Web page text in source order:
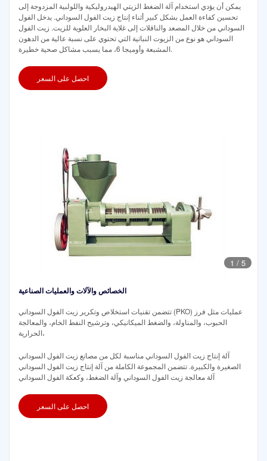
يمكن أن يؤدي استخدام آلة الضغط الزيتي الهيدروليكية واللولبية المزدوجة إلى
تحسين كفاءة العمل بشكل كبير أثناء إنتاج زيت الفول السوداني. يدخل الفول
السوداني من خلال المصعد والناقلات إلى غلاية البخار العلوية للزيت. زيت الفول
السوداني هو نوع من الزيوت النباتية التي تحتوي على نسبة عالية من الدهون
المشبعة وأوميجا 6، مما يسبب مشاكل صحية خطيرة.
احصل على السعر
1 / 5
الخصائص والآلات والعمليات الصناعية
تتضمن تقنيات استخلاص وتكرير زيت الفول السوداني (PKO) عمليات مثل فرز
الحبوب، والمناولة، والضغط الميكانيكي، وترشيح النفط الخام، والمعالجة
الحرارية،
آلة إنتاج زيت الفول السوداني مناسبة لكل من مصانع زيت الفول السوداني
الصغيرة والكبيرة. تتضمن المجموعة الكاملة من آلة إنتاج زيت الفول السوداني
آلة معالجة زيت الفول السوداني وآلة الضغط، وكعكة الفول السوداني
احصل على السعر